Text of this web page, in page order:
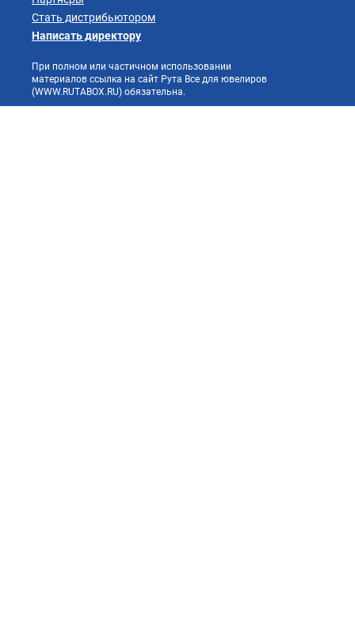
Стать дистрибьютором
Написать директору
При полном или частичном использовании
материалов ссылка на сайт Рута Все для ювелиров
(WWW.RUTABOX.RU) обязательна.